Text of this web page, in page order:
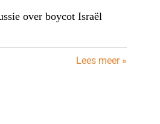
over boycot Israël
Lees meer »